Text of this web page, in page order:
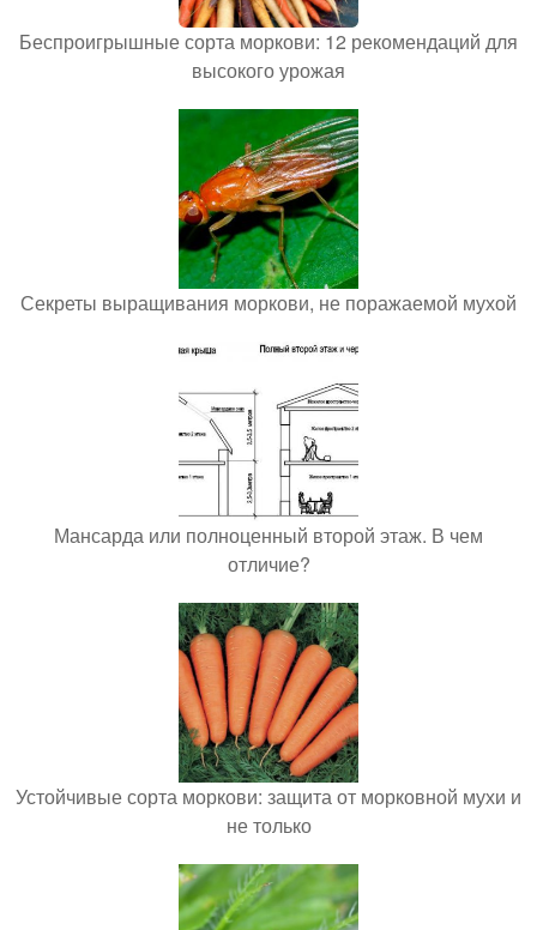
Беспроигрышные сорта моркови: 12 рекомендаций для
высокого урожая
Секреты выращивания моркови, не поражаемой мухой
Мансарда или полноценный второй этаж. В чем
отличие?
Устойчивые сорта моркови: защита от морковной мухи и
не только